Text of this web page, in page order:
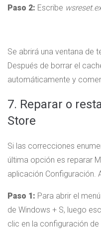
Paso 2: Escribe
Se abrirá una ventana de
Después de borrar el
automáticamente y
7. Reparar o
Store
Si las correcciones
última opción es reparar
aplicación Configuración.
Paso 1: Para abrir el
de Windows + S, luego
clic en la configuración